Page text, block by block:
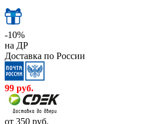
-10%
на ДР
Доставка по России
99 руб.
от 350 руб.